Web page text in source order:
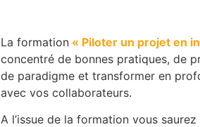
La formation « Piloter un projet en
concentré de bonnes pratiques, de
de paradigme et transformer en
avec vos collaborateurs.
A l’issue de la formation vous saurez